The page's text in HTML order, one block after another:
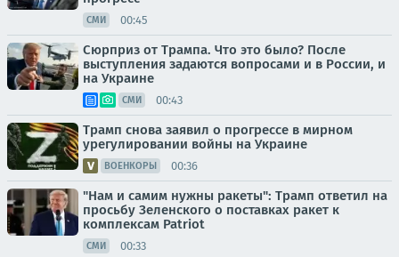
СМИ 00:45
Сюрприз от Трампа. Что это было? После
выступления задаются вопросами и в России, и
на Украине
СМИ 00:43
Трамп снова заявил о прогрессе в мирном
урегулировании войны на Украине
ВОЕНКОРЫ 00:36
"Нам и самим нужны ракеты": Трамп ответил на
просьбу Зеленского о поставках ракет к
комплексам Patriot
СМИ 00:33